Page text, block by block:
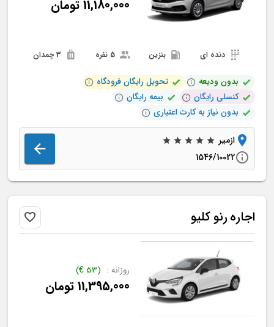
11,180,000تومان
دنده ای بنزین 5 نفره
بدون ودیعه
تحویل رایگان فرودگاه
کنسلی رایگان
بیمه رایگان
بدون نیاز به کارت اعتباری
ازمیر
1546/10022
اجارهرنوکلیو
روزانه : (
53
€
)
11,395,000تومان